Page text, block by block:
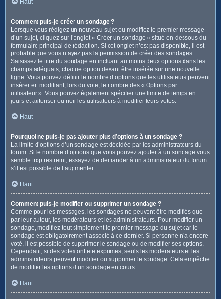
Haut
Comment puis-je créer un sondage ?
Lorsque vous rédigez un nouveau sujet ou modifiez le premier message
d’un sujet, cliquez sur l’onglet « Créer un sondage » situé en-dessous du
formulaire principal de rédaction. Si cet onglet n’est pas disponible, il est
probable que vous n’ayez pas la permission de créer des sondages.
Saisissez le titre du sondage en incluant au moins deux options dans les
champs adéquats, chaque option devant être insérée sur une nouvelle
ligne. Vous pouvez définir le nombre d’options que les utilisateurs peuvent
insérer en modifiant, lors du vote, le nombre des « Options par
utilisateur ». Vous pouvez également spécifier une limite de temps en
jours et autoriser ou non les utilisateurs à modifier leurs votes.
Haut
Pourquoi ne puis-je pas ajouter plus d’options à un sondage ?
La limite d’options d’un sondage est décidée par les administrateurs du
forum. Si le nombre d’options que vous pouvez ajouter à un sondage vous
semble trop restreint, essayez de demander à un administrateur du forum
s’il est possible de l’augmenter.
Haut
Comment puis-je modifier ou supprimer un sondage ?
Comme pour les messages, les sondages ne peuvent être modifiés que
par leur auteur, les modérateurs et les administrateurs. Pour modifier un
sondage, modifiez tout simplement le premier message du sujet car le
sondage est obligatoirement associé à ce dernier. Si personne n’a encore
voté, il est possible de supprimer le sondage ou de modifier ses options.
Cependant, si des votes ont été exprimés, seuls les modérateurs et les
administrateurs peuvent modifier ou supprimer le sondage. Cela empêche
de modifier les options d’un sondage en cours.
Haut